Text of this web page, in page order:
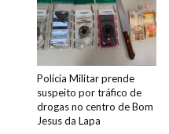
Polícia Militar prende
suspeito por tráfico de
drogas no centro de Bom
Jesus da Lapa